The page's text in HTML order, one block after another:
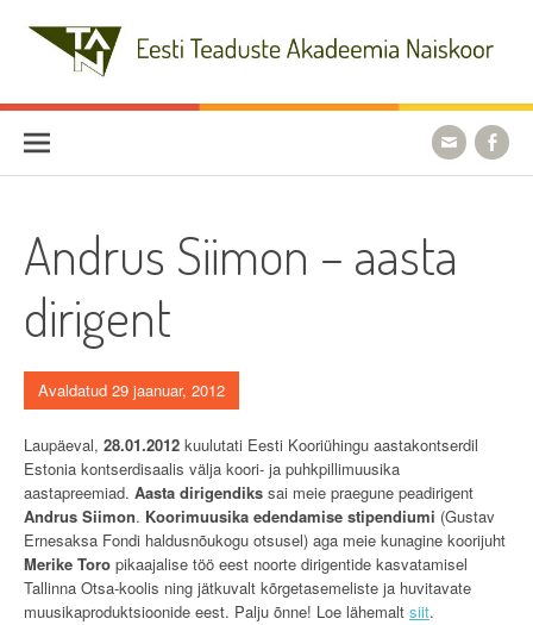
Eesti Teaduste Akadeemia
Naiskoor
Andrus Siimon – aasta
dirigent
Avaldatud 29 jaanuar, 2012
Laupäeval, 28.01.2012 kuulutati Eesti Kooriühingu aastakontserdil
Estonia kontserdisaalis välja koori- ja puhkpillimuusika
aastapreemiad. Aasta dirigendiks sai meie praegune peadirigent
Andrus Siimon. Koorimuusika edendamise stipendiumi (Gustav
Ernesaksa Fondi haldusnõukogu otsusel) aga meie kunagine koorijuht
Merike Toro pikaajalise töö eest noorte dirigentide kasvatamisel
Tallinna Otsa-koolis ning jätkuvalt kõrgetasemeliste ja huvitavate
muusikaproduktsioonide eest. Palju õnne! Loe lähemalt siit.